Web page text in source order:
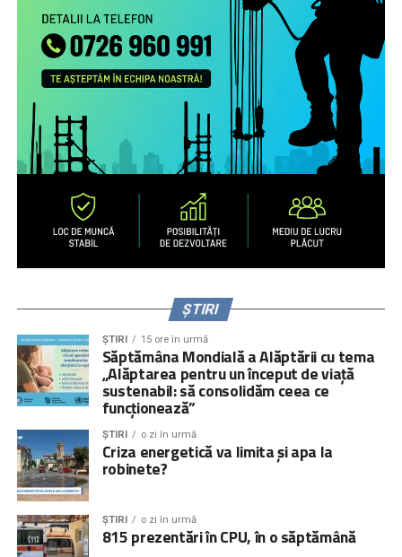
ȘTIRI
ȘTIRI 15 ore în urmă
Săptămâna Mondială a Alăptării cu tema
„Alăptarea pentru un început de viață
sustenabil: să consolidăm ceea ce
funcționează”
ȘTIRI o zi în urmă
Criza energetică va limita și apa la
robinete?
ȘTIRI o zi în urmă
815 prezentări în CPU, în o săptămână